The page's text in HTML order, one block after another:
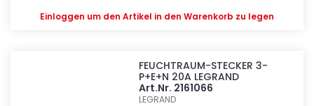
Einloggen um den Artikel in den Warenkorb zu legen
FEUCHTRAUM-STECKER 3-
P+E+N 20A LEGRAND
Art.Nr. 2161066
LEGRAND